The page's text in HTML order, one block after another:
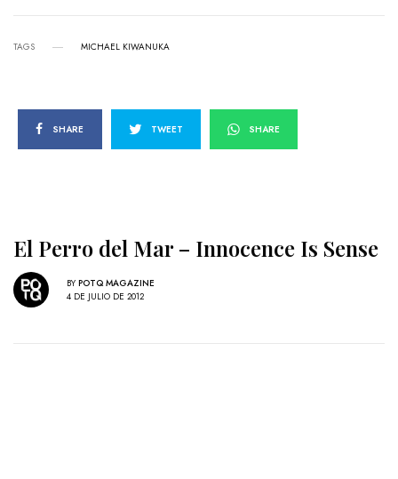
TAGS MICHAEL KIWANUKA
SHARE TWEET SHARE
El Perro del Mar – Innocence Is Sense
BY POTQ MAGAZINE
4 DE JULIO DE 2012